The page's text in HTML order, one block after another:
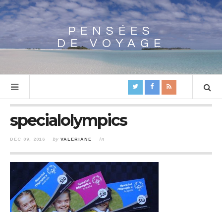
Array
PENSÉES
DE VOYAGE
specialolympics
DÉC 09, 2016 by VALERIANE in